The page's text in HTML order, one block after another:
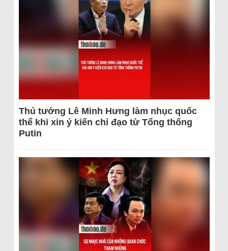
Thủ tướng Lê Minh Hưng làm nhục quốc
thể khi xin ý kiến chỉ đạo từ Tổng thống
Putin